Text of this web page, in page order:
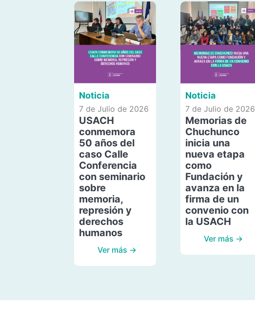
Noticia
7 de Julio de 2026
USACH
conmemora
50 años del
caso Calle
Conferencia
con seminario
sobre
memoria,
represión y
derechos
humanos
Ver más →
Noticia
7 de Julio de 2026
Memorias de
Chuchunco
inicia una
nueva etapa
como
Fundación y
avanza en la
firma de un
convenio con
la USACH
Ver más →